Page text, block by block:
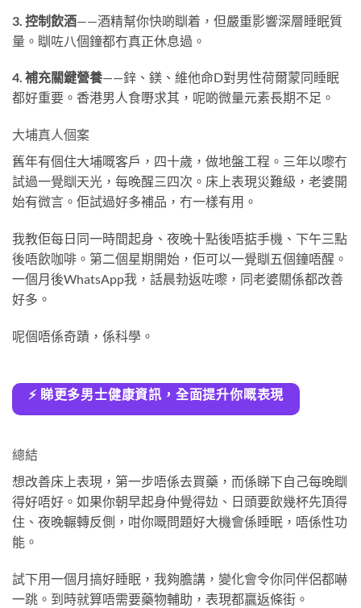
3. 控制飲酒——酒精幫你快啲瞓着，但嚴重影響深層睡眠質
量。瞓咗八個鐘都冇真正休息過。
4. 補充關鍵營養——鋅、鎂、維他命D對男性荷爾蒙同睡眠
都好重要。香港男人食嘢求其，呢啲微量元素長期不足。
大埔真人個案
舊年有個住大埔嘅客戶，四十歲，做地盤工程。三年以嚟冇
試過一覺瞓天光，每晚醒三四次。床上表現災難級，老婆開
始有微言。佢試過好多補品，冇一樣有用。
我教佢每日同一時間起身、夜晚十點後唔掂手機、下午三點
後唔飲咖啡。第二個星期開始，佢可以一覺瞓五個鐘唔醒。
一個月後WhatsApp我，話晨勃返咗嚟，同老婆關係都改善
好多。
呢個唔係奇蹟，係科學。
⚡ 睇更多男士健康資訊，全面提升你嘅表現
總結
想改善床上表現，第一步唔係去買藥，而係睇下自己每晚瞓
得好唔好。如果你朝早起身仲覺得攰、日頭要飲幾杯先頂得
住、夜晚輾轉反側，咁你嘅問題好大機會係睡眠，唔係性功
能。
試下用一個月搞好睡眠，我夠膽講，變化會令你同伴侶都嚇
一跳。到時就算唔需要藥物輔助，表現都贏返條街。